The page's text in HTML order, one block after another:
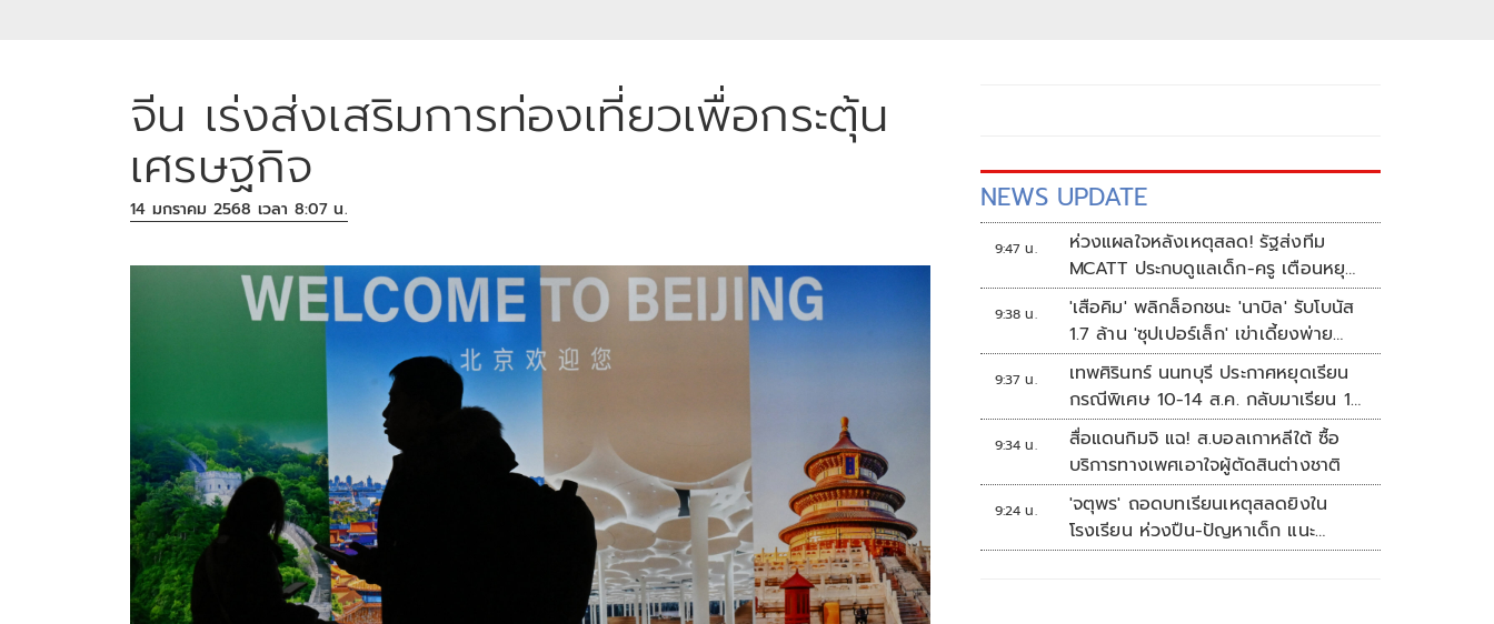
จีน เร่งส่งเสริมการท่องเที่ยวเพื่อกระตุ้น
เศรษฐกิจ
14 มกราคม 2568 เวลา 8:07 น. NEWS UPDATE
9:47 น.
ห่วงแผลใจหลังเหตุสลด! รัฐส่งทีม
MCATT ประกบดูแลเด็ก-ครู เตือนหยุด
แชร์ภาพรุนแรง
9:38 น.
'เสือคิม' พลิกล็อกชนะ 'นาบิล' รับโบนัส
1.7 ล้าน 'ซุปเปอร์เล็ก' เข่าเดี้ยงพ่าย
TKO
9:37 น.
เทพศิรินทร์ นนทบุรี ประกาศหยุดเรียน
กรณีพิเศษ 10-14 ส.ค. กลับมาเรียน 17
ส.ค.
9:34 น.
สื่อแดนกิมจิ แฉ! ส.บอลเกาหลีใต้ ซื้อ
บริการทางเพศเอาใจผู้ตัดสินต่างชาติ
9:24 น.
'จตุพร' ถอดบทเรียนเหตุสลดยิงใน
โรงเรียน ห่วงปืน-ปัญหาเด็ก แนะ
ศธ.เร่งอุดช่องโหว่